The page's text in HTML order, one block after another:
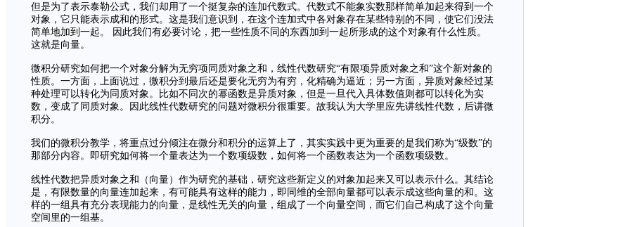
但是为了表示泰勒公式，我们却用了一个挺复杂的连加代数式。代数式不能象实数那样简单加起来得到一个
对象，它只能表示成和的形式。这是我们意识到，在这个连加式中各对象存在某些特别的不同，使它们没法
简单地加到一起。 因此我们有必要讨论，把一些性质不同的东西加到一起所形成的这个对象有什么性质。
这就是向量。
微积分研究如何把一个对象分解为无穷项同质对象之和，线性代数研究“有限项异质对象之和”这个新对象的
性质。一方面，上面说过，微积分到最后还是要化无穷为有穷，化精确为逼近；另一方面，异质对象经过某
种处理可以转化为同质对象。比如不同次的幂函数是异质对象，但是一旦代入具体数值则都可以转化为实
数，变成了同质对象。因此线性代数研究的问题对微积分很重要。故我认为大学里应先讲线性代数，后讲微
积分。
我们的微积分教学，将重点过分倾注在微分和积分的运算上了，其实实践中更为重要的是我们称为“级数”的
那部分内容。即研究如何将一个量表达为一个数项级数，如何将一个函数表达为一个函数项级数。
线性代数把异质对象之和（向量）作为研究的基础，研究这些新定义的对象加起来又可以表示什么。其结论
是，有限数量的向量连加起来，有可能具有这样的能力，即同维的全部向量都可以表示成这些向量的和。这
样的一组具有充分表现能力的向量，是线性无关的向量，组成了一个向量空间，而它们自己构成了这个向量
空间里的一组基。